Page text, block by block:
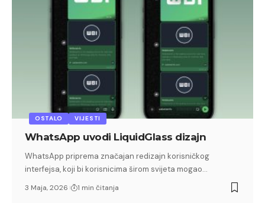
OSTALO VIJESTI
WhatsApp uvodi LiquidGlass dizajn
WhatsApp priprema značajan redizajn korisničkog
interfejsa, koji bi korisnicima širom svijeta mogao…
3 Maja, 2026 1 min čitanja